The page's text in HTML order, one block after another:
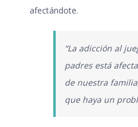
afectándote.
“La adicción al
padres está
de nuestra
que haya un